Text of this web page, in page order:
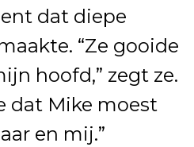
dat diepe
“Ze gooide
hoofd,” zegt ze.
dat Mike moest
en mij.”